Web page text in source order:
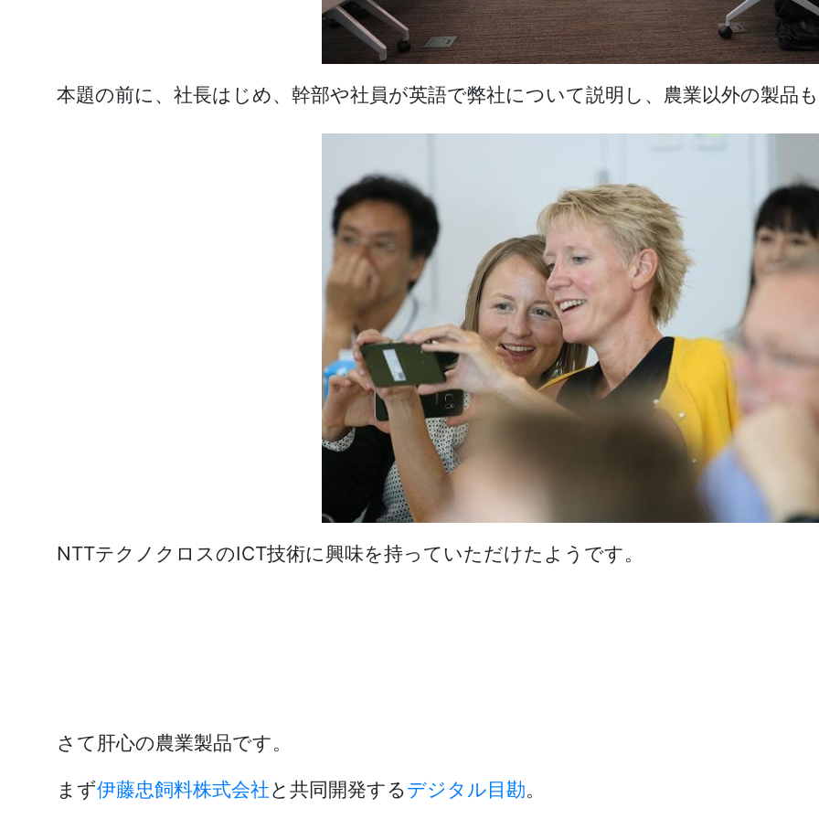
本題の前に、社長はじめ、幹部や社員が英語で弊社について説明し、農業以外の製品
NTTテクノクロスのICT技術に興味を持っていただけたようです。
さて肝心の農業製品です。
まず伊藤忠飼料株式会社と共同開発するデジタル目勘。